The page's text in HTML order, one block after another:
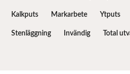
Kalkputs Markarbete Ytputs
Stenläggning Invändig Total